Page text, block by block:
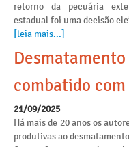
retorno da pecuária
estadual foi uma decisão
[leia mais...]
combatido
21/09/2025
Há mais de 20 anos os
produtivas ao